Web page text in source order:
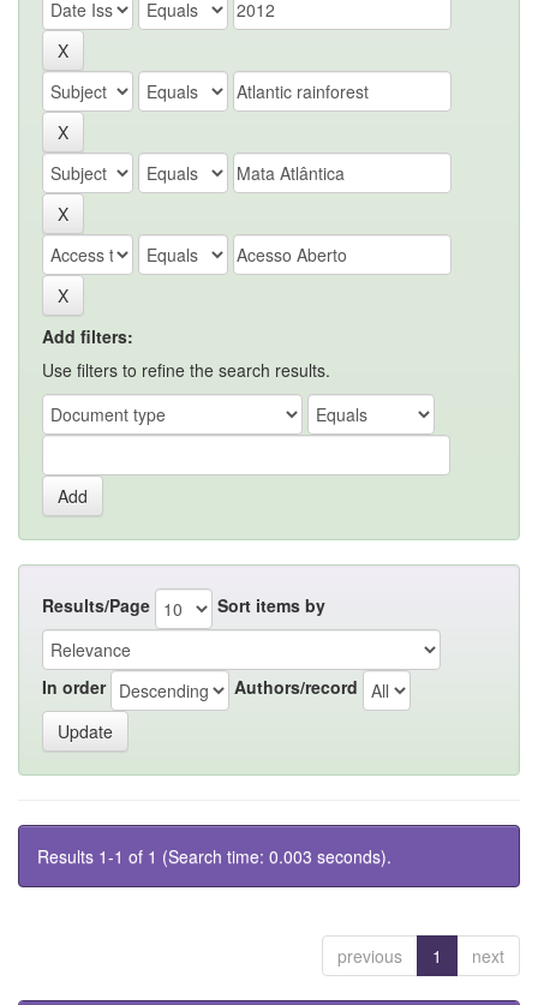
Add filters:
Use filters to refine the search results.
Results/Page Sort items by
In order Authors/record
Results 1-1 of 1 (Search time: 0.003 seconds).
previous 1 next